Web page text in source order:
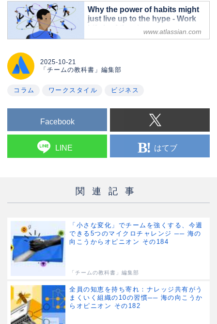
Why the power of habits might
just live up to the hype - Work
Big accomplishments rarely result
often unlocks the outcomes we want.
www.atlassian.com
2025-10-21
「チームの教科書」編集部
コラム ワークスタイル ビジネス
Facebook
LINE はてブ
関連記事
「小さな変化」でチームを強くする、今週
できる5つのマイクロチャレンジ ── 海の
向こうからオピニオン その184
「チームの教科書」編集部
全員の知恵を持ち寄れ：ナレッジ共有がう
まくいく組織の10の習慣── 海の向こうか
らオピニオン その182